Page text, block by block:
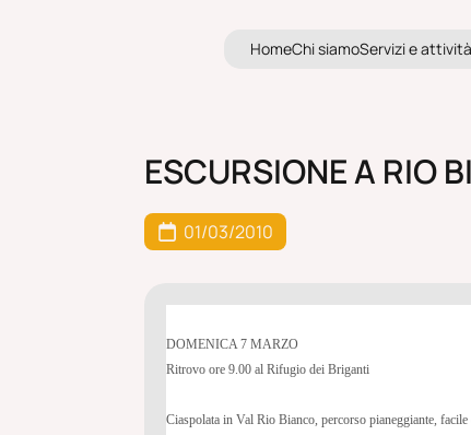
H
o
m
e
H m
C
h
i s
i
a
m
o
C isa o
S
e
r
v
i
z
i e a
t
t
i
v
i
t
S r i iea t vt
ESCURSIONE A RIO
01/03/2010
DOMENICA 7 MARZO
Ritrovo ore 9.00 al Rifugio dei Briganti
Ciaspolata in Val Rio Bianco, percorso pianeggiante,